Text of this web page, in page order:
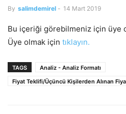
By salimdemirel - 14 Mart 2019
Bu içeriği görebilmeniz için üye
Üye olmak için tıklayın.
TAGS
Analiz - Analiz Formatı
Fiyat Teklifi/Üçüncü Kişilerden Alınan